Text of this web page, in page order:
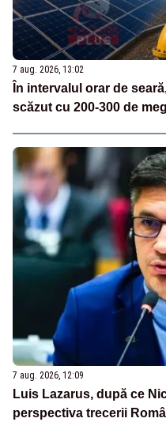
7 aug. 2026, 13:02
În intervalul orar de
scăzut cu 200-300 de
7 aug. 2026, 12:09
Luis Lazarus, după ce
perspectiva trecerii